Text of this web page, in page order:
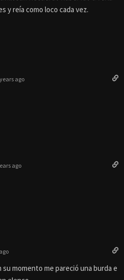
y reía como loco cada vez.
ago
ago
momento me pareció una burda e